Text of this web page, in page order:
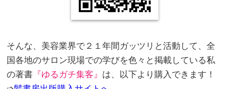
そんな、美容業界で２１年間ガッツリと活動して、全
国各地のサロン現場での学びを色々と掲載している私
の著書 『ゆるガチ集客』 は、以下より購入できます！